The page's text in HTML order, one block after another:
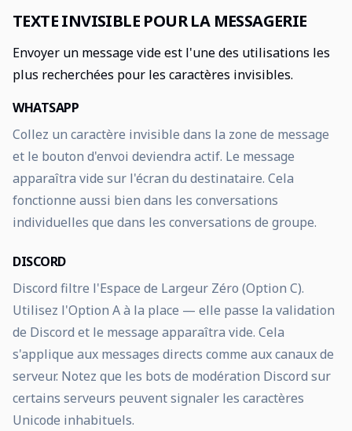
TEXTE INVISIBLE POUR LA MESSAGERIE
Envoyer un message vide est l'une des utilisations les
plus recherchées pour les caractères invisibles.
WHATSAPP
Collez un caractère invisible dans la zone de message
et le bouton d'envoi deviendra actif. Le message
apparaîtra vide sur l'écran du destinataire. Cela
fonctionne aussi bien dans les conversations
individuelles que dans les conversations de groupe.
DISCORD
Discord filtre l'Espace de Largeur Zéro (Option C).
Utilisez l'Option A à la place — elle passe la validation
de Discord et le message apparaîtra vide. Cela
s'applique aux messages directs comme aux canaux de
serveur. Notez que les bots de modération Discord sur
certains serveurs peuvent signaler les caractères
Unicode inhabituels.